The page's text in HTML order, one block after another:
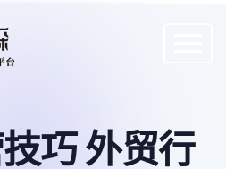
巧 外贸行